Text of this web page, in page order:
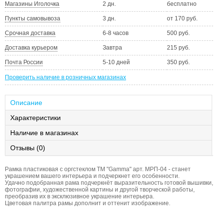
Магазины Иголочка 2 дн. бесплатно
Пункты самовывоза 3 дн. от 170 руб.
Срочная доставка 6-8 часов 500 руб.
Доставка курьером Завтра 215 руб.
Почта России 5-10 дней 350 руб.
Проверить наличие в розничных магазинах
Описание
Характеристики
Наличие в магазинах
Отзывы (0)
Рамка пластиковая с оргстеклом ТМ "Gamma" арт. МРП-04 - станет
украшением вашего интерьера и подчеркнет его особенности.
Удачно подобранная рама подчеркнёт выразительность готовой вышивки,
фотографии, художественной картины и другой творческой работы,
преобразив их в эксклюзивное украшение интерьера.
Цветовая палитра рамы дополнит и оттенит изображение.